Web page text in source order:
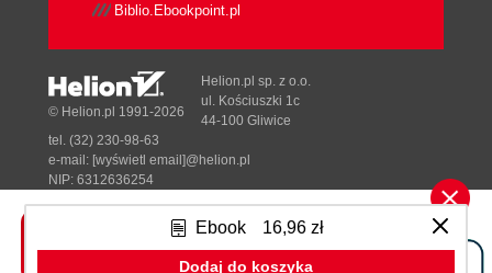
Ebook 16,96 zł
Dodaj do koszyka
Biblio.Ebookpoint.pl
Tonik.pl
© Helion.pl 1991-2026
Helion.pl sp. z o.o.
ul. Kościuszki 1c
44-100 Gliwice
tel. (32) 230-98-63
e-mail: [wyświetl email]@helion.pl
NIP: 6312636254